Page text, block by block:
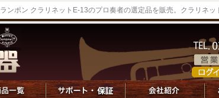
ンポン クラリネットE-13のプロ奏者の選定品を販売。クラリネッ